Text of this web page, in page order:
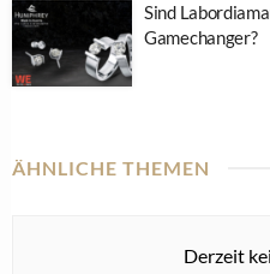
Sind
Gamechanger?
ÄHNLICHE THEMEN
Derzeit